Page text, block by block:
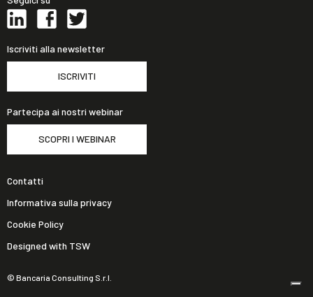
Iscriviti alla newsletter
ISCRIVITI
Partecipa ai nostri webinar
SCOPRI I WEBINAR
© Bancaria Consulting S.r.l.
Contatti
Informativa sulla privacy
Cookie Policy
Designed with TSW